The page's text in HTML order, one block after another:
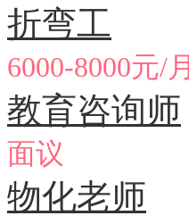
折弯工
6000-8000元/月
教育咨询师
面议
物化老师